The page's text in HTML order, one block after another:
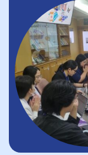
& Data
ประเมินเทคโ
นวัตกรรม
Club ในหัว
List เพื่อแลก
ด้านการนำง
กระบวนการ
ภายใน HITAP